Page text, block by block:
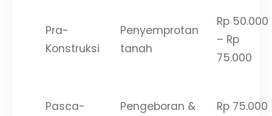
Pra-
Konstruksi
Penyemprotan
tanah
Rp 50.000
– Rp
75.000
Pasca-
Pengeboran &
Rp 75.000